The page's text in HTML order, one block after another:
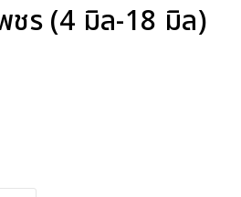
ชร (4 มิล-18 มิล)
฿
฿